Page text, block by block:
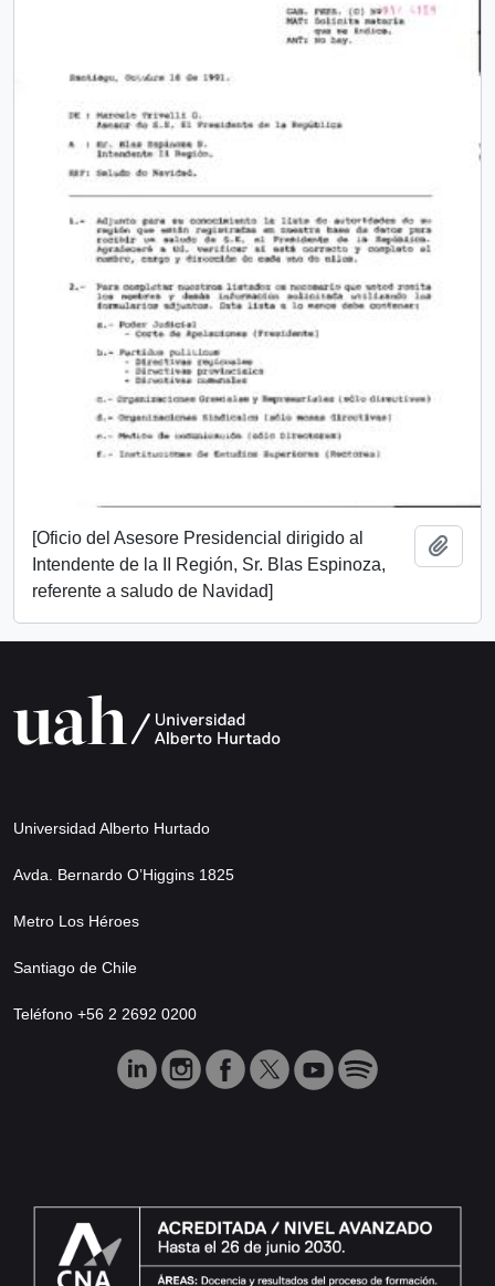
[Oficio del Asesore Presidencial dirigido al
Intendente de la II Región, Sr. Blas Espinoza,
referente a saludo de Navidad]
Universidad Alberto Hurtado
Avda. Bernardo O’Higgins 1825
Metro Los Héroes
Santiago de Chile
Teléfono +56 2 2692 0200